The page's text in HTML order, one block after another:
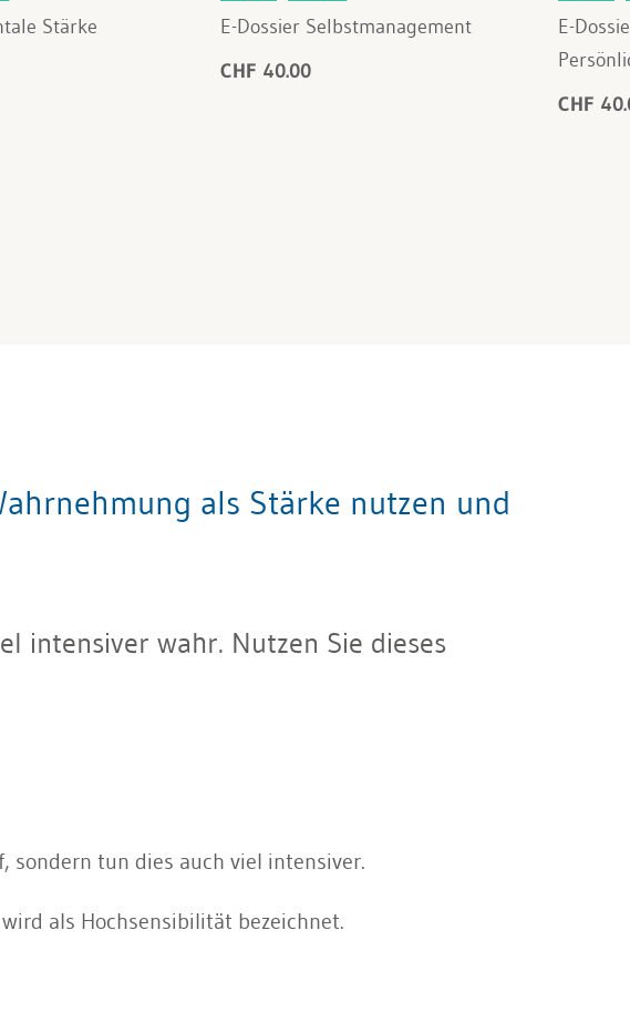
Stärke
E-Dossier Selbstmanagement
CHF 40.00
E-
CHF
als Stärke nutzen und
intensiver wahr. Nutzen Sie dieses
sondern tun dies auch viel intensiver.
als Hochsensibilität bezeichnet.